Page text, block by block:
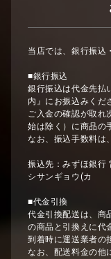
当店では、銀行振込
■銀行振込
銀行振込は代金先払
内』にお振込みくだ
ご入金の確認が取れ
始は除く）に商品の
なお、振込手数料は
振込先：みずほ銀
シサンギョウ(カ
■代金引換
代金引換配送は、商
の商品と引換えに代
到着時に運送業者の
なお、配送料金の他